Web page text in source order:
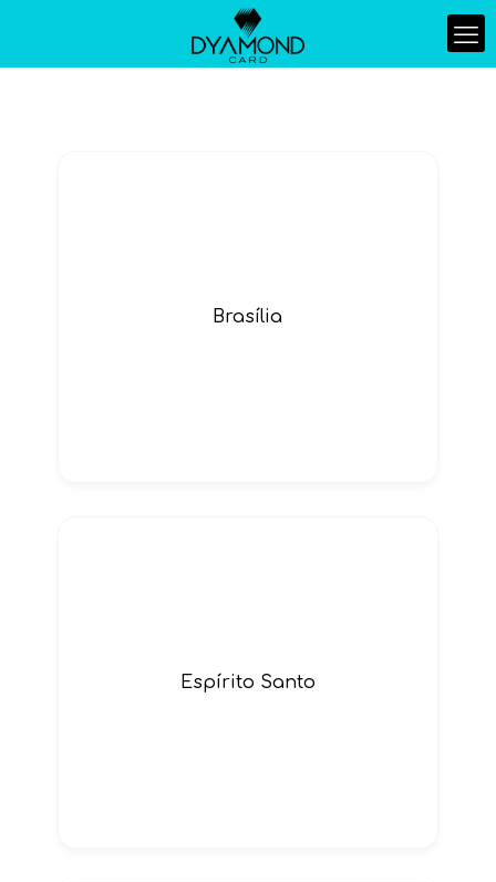
Brasília
Espírito Santo